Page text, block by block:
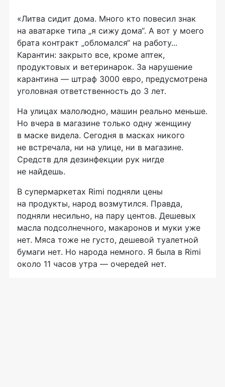
«Литва сидит дома. Много кто повесил знак
на аватарке типа „я сижу дома“. А вот у моего
брата контракт „обломался“ на работу...
Карантин: закрыто все, кроме аптек,
продуктовых и ветеринарок. За нарушение
карантина — штраф 3000 евро, предусмотрена
уголовная ответственность до 3 лет.
На улицах малолюдно, машин реально меньше.
Но вчера в магазине только одну женщину
в маске видела. Сегодня в масках никого
не встречала, ни на улице, ни в магазине.
Средств для дезинфекции рук нигде
не найдешь.
В супермаркетах Rimi подняли цены
на продукты, народ возмутился. Правда,
подняли несильно, на пару центов. Дешевых
масла подсолнечного, макаронов и муки уже
нет. Мяса тоже не густо, дешевой туалетной
бумаги нет. Но народа немного. Я была в Rimi
около 11 часов утра — очередей нет.